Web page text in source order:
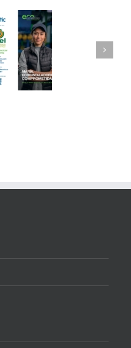
FAEL, Ecoasimelec y
Parque Joyero
Córdoba, colaboran